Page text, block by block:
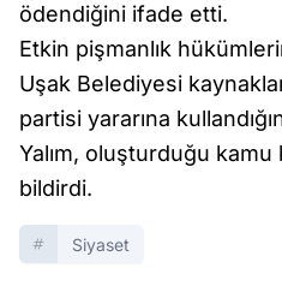
ödendiğini ifade etti.
Etkin pişmanlık
Uşak Belediyesi
partisi yararına
Yalım, oluşturduğu
bildirdi.
Siyaset